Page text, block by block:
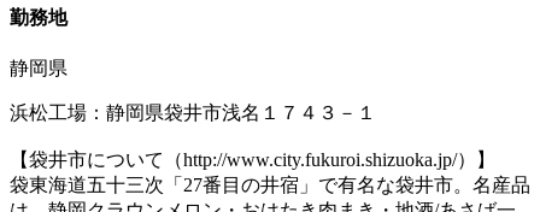
勤務地
静岡県
浜松工場：静岡県袋井市浅名１７４３－１
【袋井市について（http://www.city.fukuroi.shizuoka.jp/）】
袋東海道五十三次「27番目の井宿」で有名な袋井市。名産品